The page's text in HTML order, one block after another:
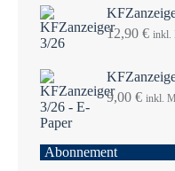
12,90 € inkl.
9,00 € inkl.
Abonnement